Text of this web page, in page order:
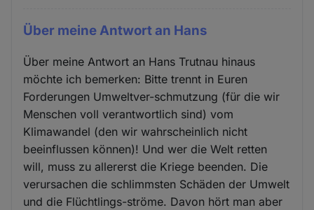
Über meine Antwort an Hans
Über meine Antwort an Hans Trutnau hinaus
möchte ich bemerken: Bitte trennt in Euren
Forderungen Umweltver-schmutzung (für die wir
Menschen voll verantwortlich sind) vom
Klimawandel (den wir wahrscheinlich nicht
beeinflussen können)! Und wer die Welt retten
will, muss zu allererst die Kriege beenden. Die
verursachen die schlimmsten Schäden der Umwelt
und die Flüchtlings-ströme. Davon hört man aber